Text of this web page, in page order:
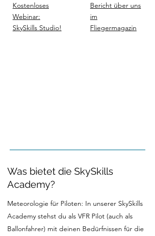
Kostenloses
Webinar:
SkySkills Studio!
Bericht über uns
im
Fliegermagazin
Was bietet die SkySkills
Academy?
Meteorologie für Piloten: In unserer SkySkills
Academy stehst du als VFR Pilot (auch als
Ballonfahrer) mit deinen Bedürfnissen für die